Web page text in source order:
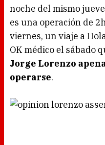
noche del mismo
es una operación de
viernes, un viaje a
OK médico el sábado
Jorge Lorenzo
operarse.